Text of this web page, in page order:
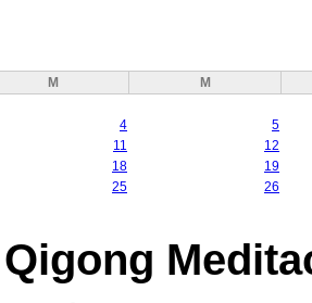
M M
4
5
11
12
18
19
25
26